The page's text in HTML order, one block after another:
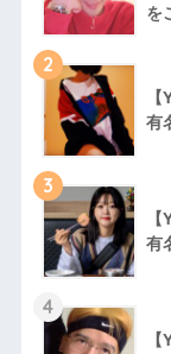
を
2
有
3
有
4